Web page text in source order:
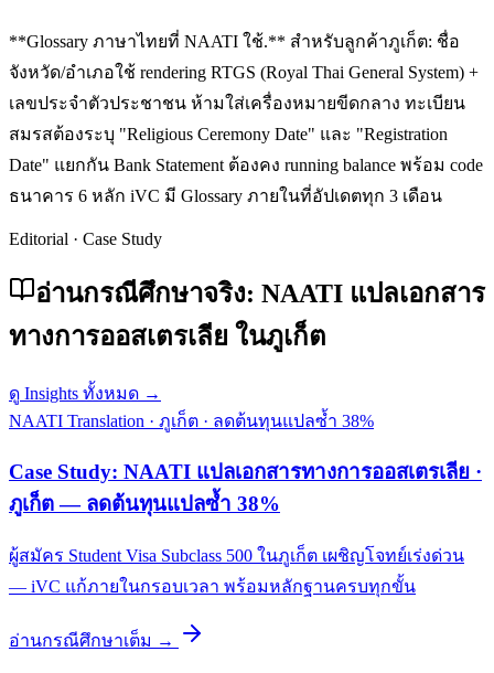
**Glossary ภาษาไทยที่ NAATI ใช้.** สำหรับลูกค้าภูเก็ต: ชื่อ
จังหวัด/อำเภอใช้ rendering RTGS (Royal Thai General System) +
เลขประจำตัวประชาชน ห้ามใส่เครื่องหมายขีดกลาง ทะเบียน
สมรสต้องระบุ "Religious Ceremony Date" และ "Registration
Date" แยกกัน Bank Statement ต้องคง running balance พร้อม code
ธนาคาร 6 หลัก iVC มี Glossary ภายในที่อัปเดตทุก 3 เดือน
Editorial · Case Study
อ่านกรณีศึกษาจริง: NAATI แปลเอกสาร
ทางการออสเตรเลีย ในภูเก็ต
ดู Insights ทั้งหมด →
NAATI Translation · ภูเก็ต · ลดต้นทุนแปลซ้ำ 38%
Case Study: NAATI แปลเอกสารทางการออสเตรเลีย ·
ภูเก็ต — ลดต้นทุนแปลซ้ำ 38%
ผู้สมัคร Student Visa Subclass 500 ในภูเก็ต เผชิญโจทย์เร่งด่วน
— iVC แก้ภายในกรอบเวลา พร้อมหลักฐานครบทุกขั้น
อ่านกรณีศึกษาเต็ม →